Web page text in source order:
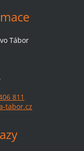
Tábor
811
tabor.cz